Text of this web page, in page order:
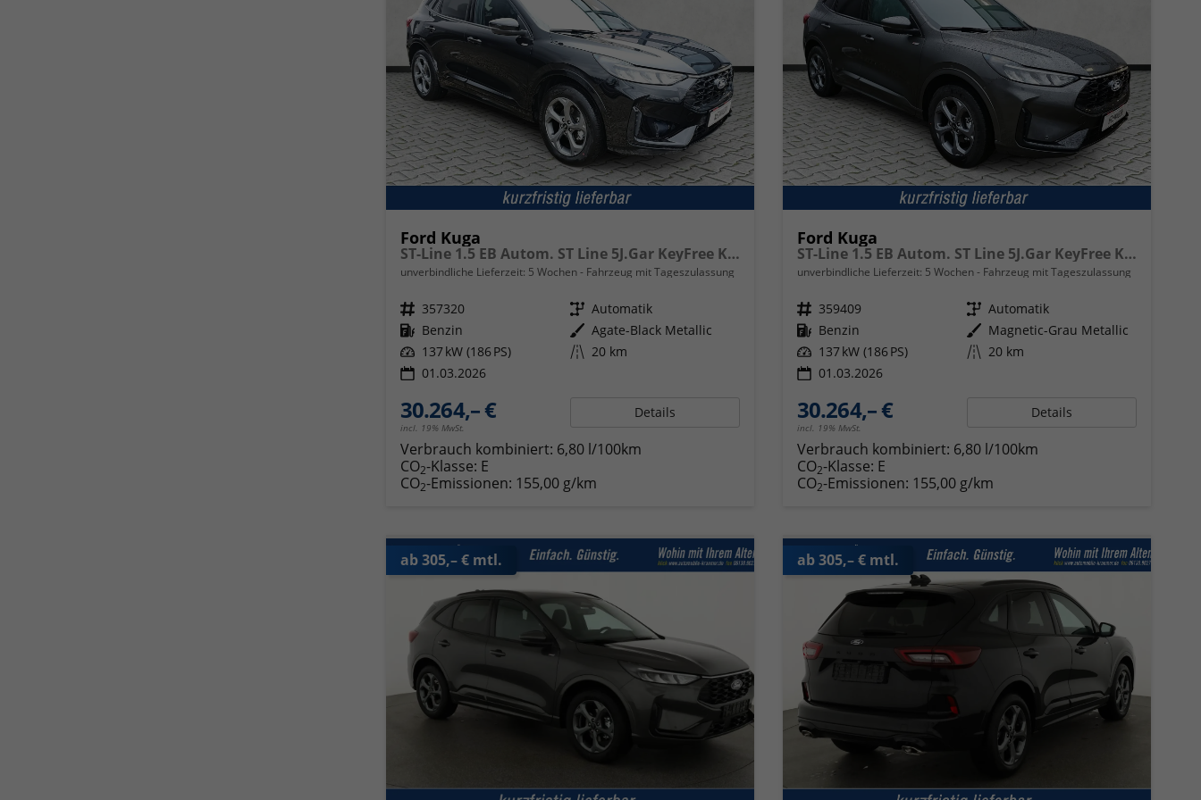
Ford Kuga
ST-Line 1.5 EB Autom. ST Line 5J.Gar KeyFree Kamera
unverbindliche Lieferzeit: 5 Wochen Fahrzeug mit Tageszulassung
Fahrzeugnr. 357320 Getriebe Automatik
Kraftstoff Benzin Außenfarbe Agate-Black Metallic
Leistung 137 kW (186 PS) Kilometerstand 20 km
01.03.2026
30.264,– €
incl. 19% MwSt.
Details
Verbrauch kombiniert: 6,80 l/100km
CO2-Klasse: E
CO2-Emissionen: 155,00 g/km
Ford Kuga
ST-Line 1.5 EB Autom. ST Line 5J.Gar KeyFree Kamera
unverbindliche Lieferzeit: 5 Wochen Fahrzeug mit Tageszulassung
Fahrzeugnr. 359409 Getriebe Automatik
Kraftstoff Benzin Außenfarbe Magnetic-Grau Metallic
Leistung 137 kW (186 PS) Kilometerstand 20 km
01.03.2026
30.264,– €
incl. 19% MwSt.
Details
Verbrauch kombiniert: 6,80 l/100km
CO2-Klasse: E
CO2-Emissionen: 155,00 g/km
ab 305,– € mtl. ab 305,– € mtl.